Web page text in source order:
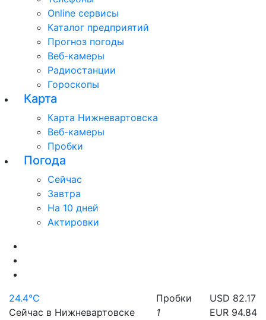
24.4°C
Сейчас в Нижневартовске
Пробки
1
USD 82.17
EUR 94.84
Online сервисы
Каталог предприятий
Прогноз погоды
Веб-камеры
Радиостанции
Гороскопы
Карта
Карта Нижневартовска
Веб-камеры
Пробки
Погода
Сейчас
Завтра
На 10 дней
Актировки